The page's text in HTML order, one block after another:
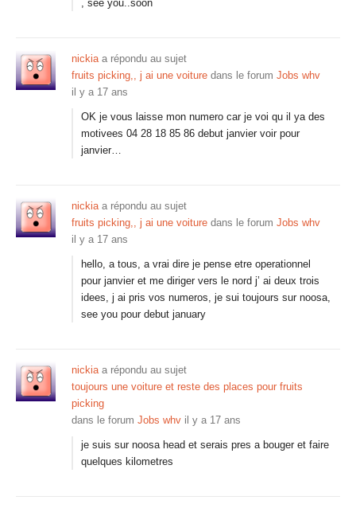
, see you..soon
nickiaa répondu au sujet
fruits picking,, j ai une voiture dans le forum Jobs whv
il y a 17 ans
OK je vous laisse mon numero car je voi qu il ya des
motivees 04 28 18 85 86 debut janvier voir pour
janvier…
nickiaa répondu au sujet
fruits picking,, j ai une voiture dans le forum Jobs whv
il y a 17 ans
hello, a tous, a vrai dire je pense etre operationnel
pour janvier et me diriger vers le nord j’ ai deux trois
idees, j ai pris vos numeros, je sui toujours sur noosa,
see you pour debut january
nickiaa répondu au sujet
toujours une voiture et reste des places pour fruits
picking
dans le forum Jobs whv il y a 17 ans
je suis sur noosa head et serais pres a bouger et faire
quelques kilometres